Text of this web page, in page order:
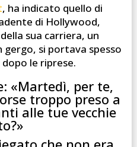
, ha indicato quello di
di Hollywood,
sua carriera, un
gergo, si portava spesso
le riprese.
«Martedì, per te,
troppo preso a
alle tue vecchie